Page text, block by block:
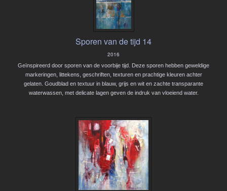
Sporen van de tijd 14
2016
Geïnspireerd door sporen van de voorbije tijd. Deze sporen hebben geweldige
markeringen, littekens, geschriften, texturen en prachtige kleuren achter
gelaten. Goudblad en textuur in blauw, grijs en wit en zachte transparante
waterwassen, met delicate lagen geven de indruk van vloeiend water.